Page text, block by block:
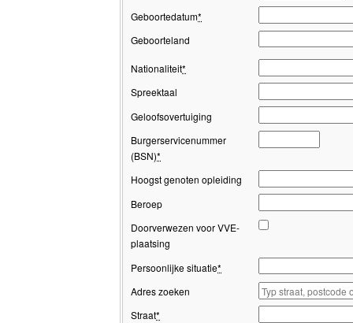
Geboortedatum*
Geboorteland
Nationaliteit*
Spreektaal
Geloofsovertuiging
Burgerservicenummer
(BSN)*
Hoogst genoten opleiding
Beroep
Doorverwezen voor VVE-
plaatsing
Persoonlijke situatie*
Adres zoeken
Straat*